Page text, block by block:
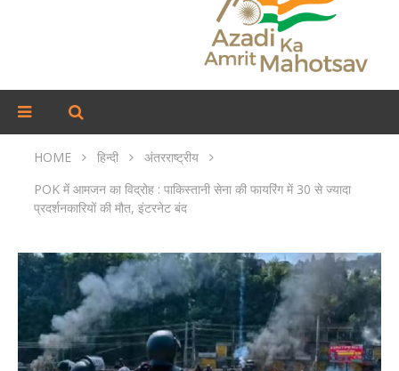
HOME हिन्दी
अंतरराष्ट्रीय
POK में आमजन का विद्रोह : पाकिस्तानी सेना की फायरिंग में 30 से ज्यादा
प्रदर्शनकारियों की मौत, इंटरनेट बंद